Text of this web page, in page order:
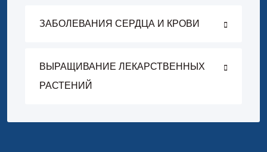
ЗАБОЛЕВАНИЯ СЕРДЦА И КРОВИ
ВЫРАЩИВАНИЕ ЛЕКАРСТВЕННЫХ
РАСТЕНИЙ